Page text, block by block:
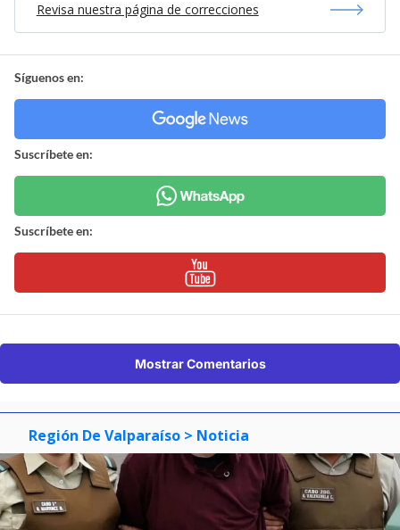
Revisa nuestra página de correcciones
Síguenos en:
Suscríbete en:
Suscríbete en:
Mostrar Comentarios
Región De Valparaíso > Noticia